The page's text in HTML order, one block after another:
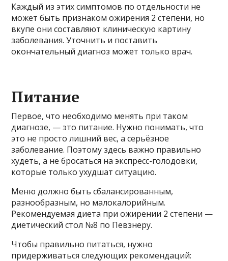
Каждый из этих симптомов по отдельности не
может быть признаком ожирения 2 степени, но
вкупе они составляют клиническую картину
заболевания. Уточнить и поставить
окончательный диагноз может только врач.
Питание
Первое, что необходимо менять при таком
диагнозе, — это питание. Нужно понимать, что
это не просто лишний вес, а серьёзное
заболевание. Поэтому здесь важно правильно
худеть, а не бросаться на экспресс-голодовки,
которые только ухудшат ситуацию.
Меню должно быть сбалансированным,
разнообразным, но малокалорийным.
Рекомендуемая диета при ожирении 2 степени —
диетический стол №8 по Певзнеру.
Чтобы правильно питаться, нужно
придерживаться следующих рекомендаций: